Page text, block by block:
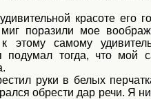
красоте его
миг поразили мое
самому
подумал тогда, что мой
руки в белых
обрести дар речи. Я